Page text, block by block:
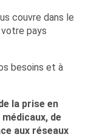
couvre dans le
pays
besoins et à
la prise en
de
aux réseaux